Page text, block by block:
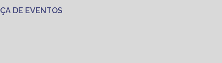
DE EVENTOS